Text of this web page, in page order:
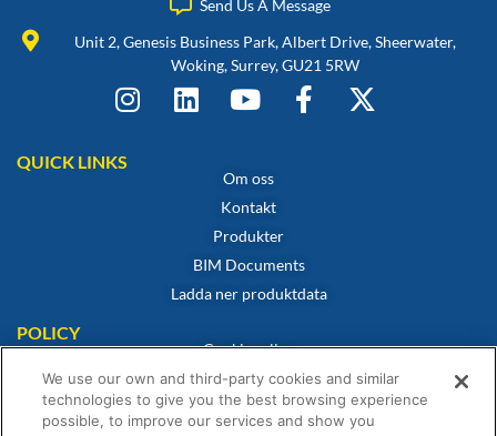
Send Us A Message
Unit 2, Genesis Business Park, Albert Drive, Sheerwater,
Woking, Surrey, GU21 5RW
QUICK LINKS
Om oss
Kontakt
Produkter
BIM Documents
Ladda ner produktdata
POLICY
Cookiepolicy
Integritetspolicy
Friskrivning
We use our own and third-party cookies and similar
technologies to give you the best browsing experience
possible, to improve our services and show you